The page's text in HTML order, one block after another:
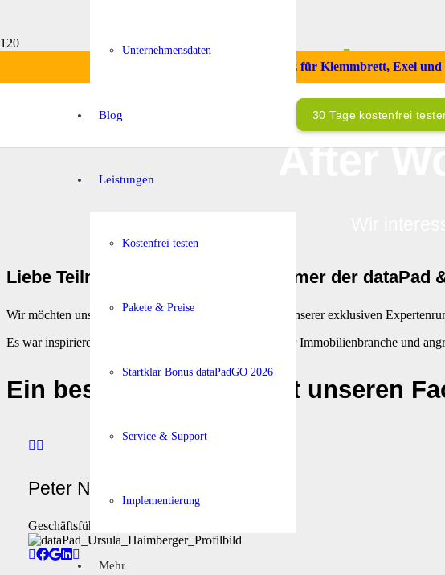
Startklarbonus – Ihr smarter Ersatz für Klemmbrett, Exel
Unternehmensdaten
Blog
Leistungen
Kostenfrei testen
Pakete & Preise
Startklar Bonus dataPadGO 2026
Service & Support
Implementierung
Mehr
30 Tage kostenfrei
After
Liebe Teilnehmerinnen und Teilnehmer der dataPad
Wir möchten uns bei allen Gästen für die Teilnahme an unserer exklusiven
Es war inspirierend, so viele engagierte Fachleute aus der Immobilienbranche und
Ein besonderer Dank gilt unseren
Peter Neubauer
Geschäftsführer